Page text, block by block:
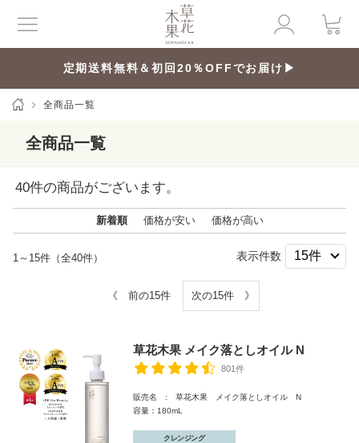
定期送料無料＆初回20％OFFでお届け▶
全商品一覧
全商品一覧
40件の商品がございます。
新着順 価格が安い 価格が高い
1～15件（全40件） 表示件数
《 前の15件 次の15件 》
草花木果 メイク落としオイル N
801件
販売名 : 草花木果 メイク落としオイル N
容量：180mL
クレンジング